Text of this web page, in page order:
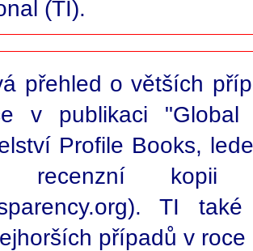
(TI).
přehled o větších
v publikaci
Profile Books,
recenzní
TI
případů v roce